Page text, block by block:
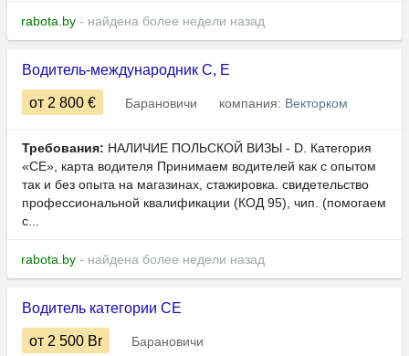
rabota.by - найдена более недели назад
Водитель-международник C, E
от 2 800 € Барановичи компания: Векторком
Требования: НАЛИЧИЕ ПОЛЬСКОЙ ВИЗЫ - D. Категория
«СЕ», карта водителя Принимаем водителей как с опытом
так и без опыта на магазинах, стажировка. свидетельство
профессиональной квалификации (КОД 95), чип. (помогаем
с...
rabota.by - найдена более недели назад
Водитель категории СE
от 2 500 Br Барановичи